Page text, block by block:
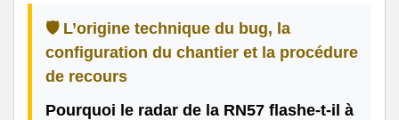
🛡️ L’origine technique du bug, la
configuration du chantier et la procédure
de recours
Pourquoi le radar de la RN57 flashe-t-il à